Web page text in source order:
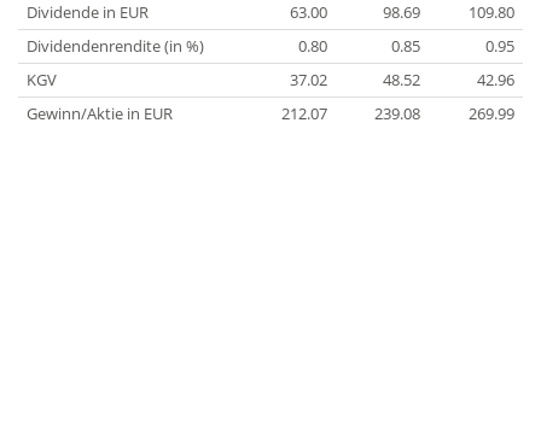
Dividende in EUR
63.00 98.69
109.80
Dividendenrendite (in %)
0.80 0.85
0.95
KGV
37.02 48.52
42.96
Gewinn/Aktie in EUR
212.07 239.08 269.99